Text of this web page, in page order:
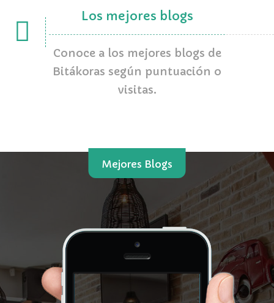
Los mejores blogs
Conoce a los mejores blogs de
Bitákoras según puntuación o
visitas.
Mejores Blogs